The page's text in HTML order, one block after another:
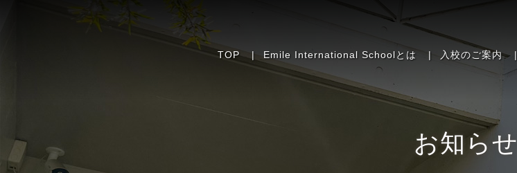
TOP | Emile International Schoolとは | 入校のご案内 |
お知らせ